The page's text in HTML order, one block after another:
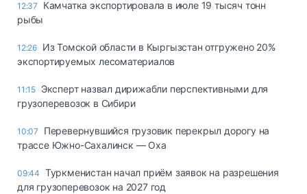
12:37
Камчатка экспортировала в июле 19 тысяч тонн
рыбы
12:26 Из Томской области в Кыргызстан отгружено 20%
экспортируемых лесоматериалов
11:15 Эксперт назвал дирижабли перспективными для
грузоперевозок в Сибири
10:07
Перевернувшийся грузовик перекрыл дорогу на
трассе Южно-Сахалинск — Оха
09:44 Туркменистан начал приём заявок на разрешения
для грузоперевозок на 2027 год